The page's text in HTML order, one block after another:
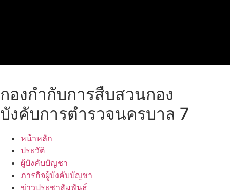
กองกำกับการสืบสวนกอง
บังคับการตำรวจนครบาล 7
หน้าหลัก
ประวัติ
ผู้บังคับบัญชา
ภารกิจผู้บังคับบัญชา
ข่าวประชาสัมพันธ์